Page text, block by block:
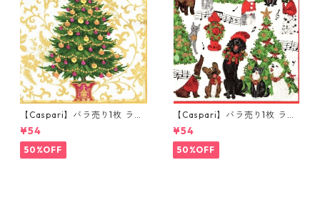
【Caspari】バラ売り1枚 ラン
チサイズ ペーパーナプキン Gi
lded Tree ホワイト
¥54
50%OFF
【Caspari】バラ売り1枚 ラン
チサイズ ペーパーナプキン Ca
roling Pets ホワイト
¥54
50%OFF